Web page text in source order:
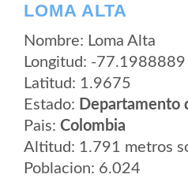
LOMA ALTA
Nombre: Loma Alta
Longitud: -77.1988889
Latitud: 1.9675
Estado: Departamento
Pais: Colombia
Altitud: 1.791 metros
Poblacion: 6.024